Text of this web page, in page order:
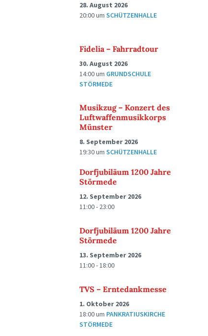
28. August 2026
20:00umSCHÜTZENHALLE
Fidelia – Fahrradtour
30. August 2026
14:00um GRUNDSCHULE
STÖRMEDE
Musikzug – Konzert des
Luftwaffenmusikkorps
Münster
8. September 2026
19:30umSCHÜTZENHALLE
Dorfjubiläum 1200 Jahre
Störmede
12. September 2026
11:00 - 23:00
Dorfjubiläum 1200 Jahre
Störmede
13. September 2026
11:00 - 18:00
TVS – Erntedankmesse
1. Oktober 2026
18:00um PANKRATIUSKIRCHE
STÖRMEDE